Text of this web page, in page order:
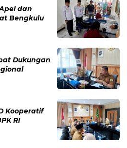
dan
Bengkulu
Dukungan
Kooperatif
RI